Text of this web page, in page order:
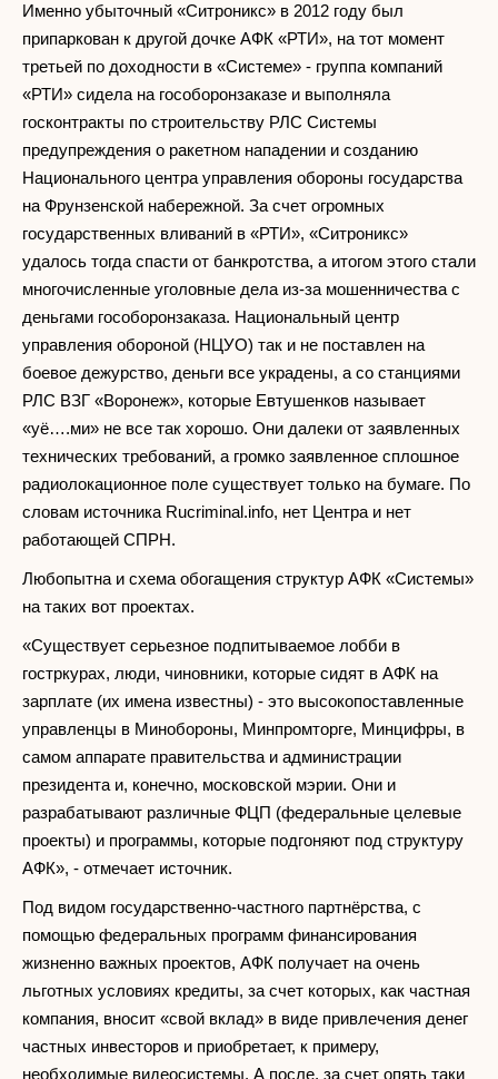
Именно убыточный «Ситроникс» в 2012 году был
припаркован к другой дочке АФК «РТИ», на тот момент
третьей по доходности в «Системе» - группа компаний
«РТИ» сидела на гособоронзаказе и выполняла
госконтракты по строительству РЛС Системы
предупреждения о ракетном нападении и созданию
Национального центра управления обороны государства
на Фрунзенской набережной. За счет огромных
государственных вливаний в «РТИ», «Ситроникс»
удалось тогда спасти от банкротства, а итогом этого стали
многочисленные уголовные дела из-за мошенничества с
деньгами гособоронзаказа. Национальный центр
управления обороной (НЦУО) так и не поставлен на
боевое дежурство, деньги все украдены, а со станциями
РЛС ВЗГ «Воронеж», которые Евтушенков называет
«уё….ми» не все так хорошо. Они далеки от заявленных
технических требований, а громко заявленное сплошное
радиолокационное поле существует только на бумаге. По
словам источника Rucriminal.info, нет Центра и нет
работающей СПРН.
Любопытна и схема обогащения структур АФК «Системы»
на таких вот проектах.
«Существует серьезное подпитываемое лобби в
гостркурах, люди, чиновники, которые сидят в АФК на
зарплате (их имена известны) - это высокопоставленные
управленцы в Минобороны, Минпромторге, Минцифры, в
самом аппарате правительства и администрации
президента и, конечно, московской мэрии. Они и
разрабатывают различные ФЦП (федеральные целевые
проекты) и программы, которые подгоняют под структуру
АФК», - отмечает источник.
Под видом государственно-частного партнёрства, с
помощью федеральных программ финансирования
жизненно важных проектов, АФК получает на очень
льготных условиях кредиты, за счет которых, как частная
компания, вносит «свой вклад» в виде привлечения денег
частных инвесторов и приобретает, к примеру,
необходимые видеосистемы. А после, за счет опять таки